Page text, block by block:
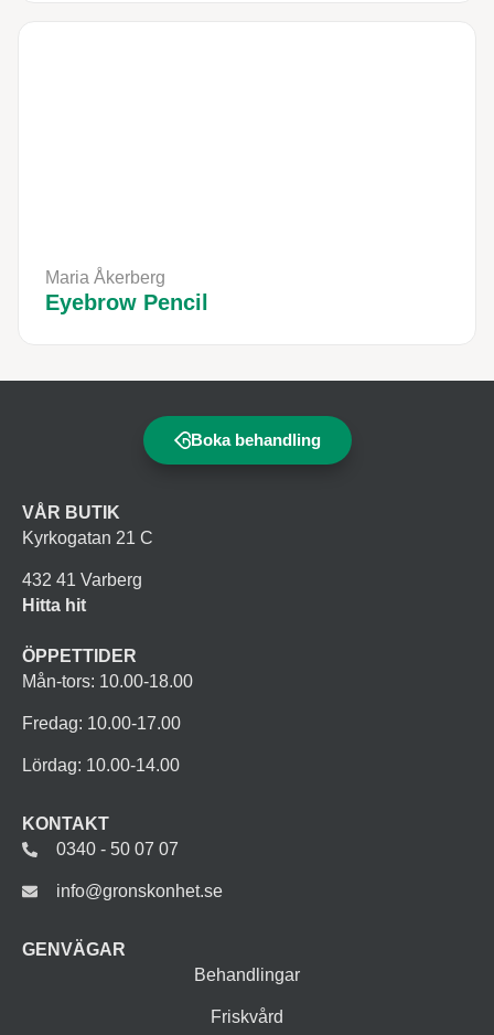
Maria Åkerberg
Eyebrow Pencil
Boka behandling
VÅR BUTIK
Kyrkogatan 21 C
432 41 Varberg
Hitta hit
ÖPPETTIDER
Mån-tors: 10.00-18.00
Fredag: 10.00-17.00
Lördag: 10.00-14.00
KONTAKT
0340 - 50 07 07
info@gronskonhet.se
GENVÄGAR
Behandlingar
Friskvård